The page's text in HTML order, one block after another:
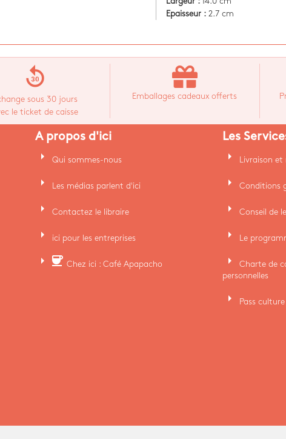
Epaisseur : 2.7 cm
replay_30
sous 30 jours
le ticket de caisse
Emballages cadeaux offerts
A propos d'ici
arrow_right Qui sommes-nous
arrow_right Les médias parlent d'ici
arrow_right Contactez le libraire
arrow_right ici pour les entreprises
arrow_right coffee Chez ici : Café Apapacho
Les
arrow_right Livraison
arrow_right Conditions
arrow_right Conseil de
arrow_right Le
arrow_right
Charte de
personnelles
arrow_right Pass culture